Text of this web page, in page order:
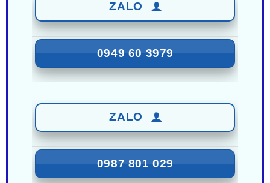
LIÊN HỆ BÁO GIÁ - TRẢ GÓP
ZALO
0949 60 3979
ZALO